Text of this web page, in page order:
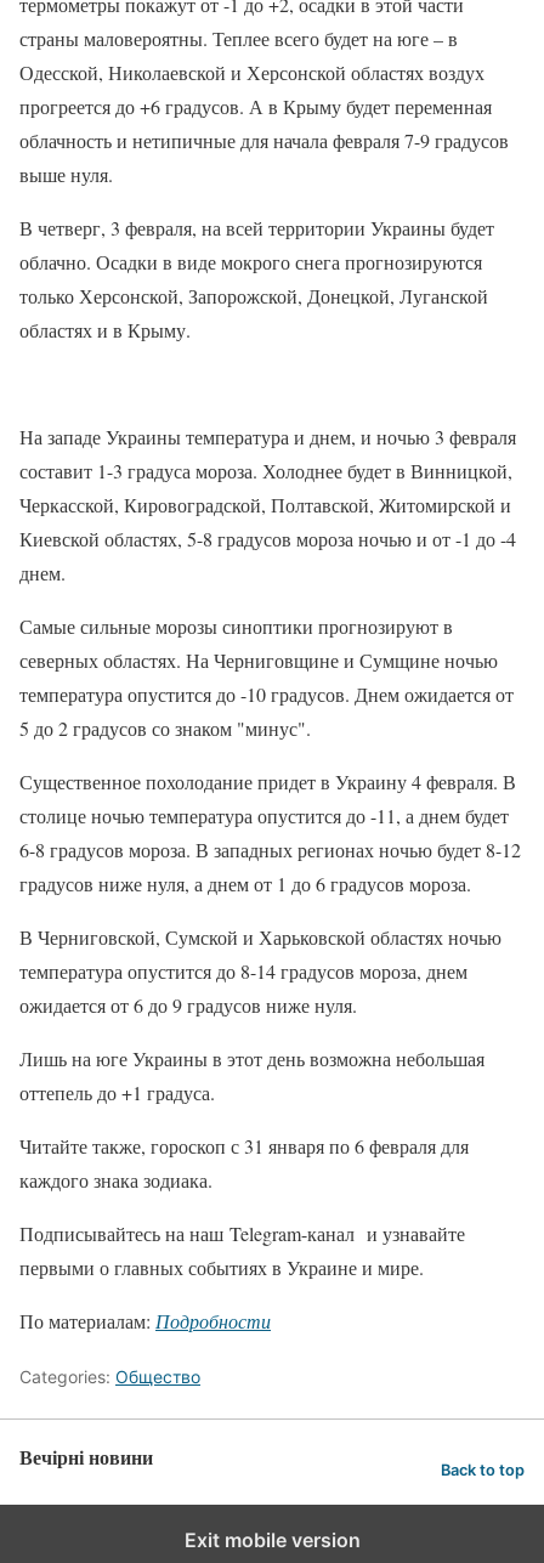
страны маловероятны. Теплее всего будет на юге – в
Одесской, Николаевской и Херсонской областях воздух
прогреется до +6 градусов. А в Крыму будет переменная
облачность и нетипичные для начала февраля 7-9 градусов
выше нуля.
В четверг, 3 февраля, на всей территории Украины будет
облачно. Осадки в виде мокрого снега прогнозируются
только Херсонской, Запорожской, Донецкой, Луганской
областях и в Крыму.
На западе Украины температура и днем, и ночью 3 февраля
составит 1-3 градуса мороза. Холоднее будет в Винницкой,
Черкасской, Кировоградской, Полтавской, Житомирской и
Киевской областях, 5-8 градусов мороза ночью и от -1 до -4
днем.
Самые сильные морозы синоптики прогнозируют в
северных областях. На Черниговщине и Сумщине ночью
температура опустится до -10 градусов. Днем ожидается от
5 до 2 градусов со знаком "минус".
Существенное похолодание придет в Украину 4 февраля. В
столице ночью температура опустится до -11, а днем будет
6-8 градусов мороза. В западных регионах ночью будет 8-12
градусов ниже нуля, а днем от 1 до 6 градусов мороза.
В Черниговской, Сумской и Харьковской областях ночью
температура опустится до 8-14 градусов мороза, днем
ожидается от 6 до 9 градусов ниже нуля.
Лишь на юге Украины в этот день возможна небольшая
оттепель до +1 градуса.
Читайте также, гороскоп с 31 января по 6 февраля для
каждого знака зодиака.
Подписывайтесь на наш Telegram-канал и узнавайте
первыми о главных событиях в Украине и мире.
По материалам: Подробности
Categories: Общество
Вечірні новини Back to top
Exit mobile version